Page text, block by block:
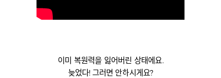
이미 복원력을 잃어버린 상태에요.
늦었다! 그러면 안하시게요?